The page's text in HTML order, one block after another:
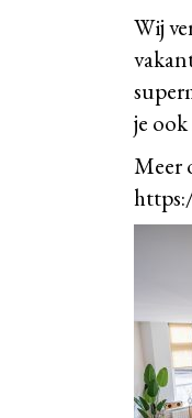
Wij
je
Meer